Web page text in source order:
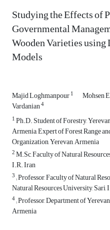
Studying the Effects of
Governmental
Wooden Varieties
Models
Majid Loghmanpour1 Mohsen
Vardanian4
1Ph.D. Student of Forestry,
Armenia, Expert of Forest Range
Organization, Yerevan, Armenia
2M.Sc, Faculty of Natural
I.R. Iran
3; Professor, Faculty of Natural
Natural Resources University, Sari,
4; Professor, Department of
Armenia